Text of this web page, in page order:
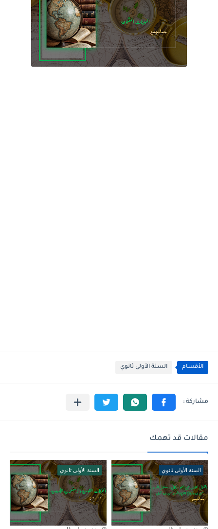
الأقسام السنة الأولى ثانوي
مقالات قد تهمك
السنة الأولى ثانوي السنة الأولى ثانوي